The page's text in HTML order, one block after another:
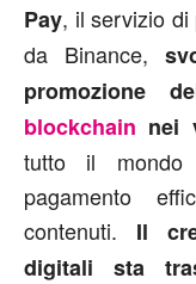
Pay, il servizio
da Binance,
promozione
blockchain nei
tutto il
pagamento
contenuti. Il
digitali sta